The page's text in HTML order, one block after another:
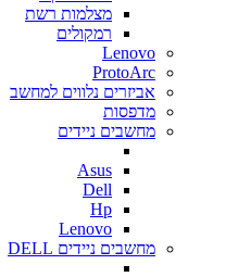
מצלמות רשת
רמקולים
Lenovo
ProtoArc
אביזרים נלווים למחשב
מדפסות
מחשבים ניידים
Asus
Dell
Hp
Lenovo
מחשבים ניידים DELL